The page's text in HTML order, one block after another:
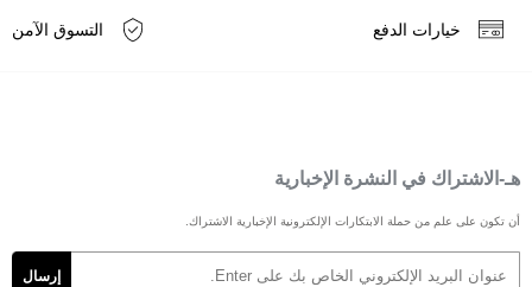
خيارات الدفع التسوق الآمن
هـ-الاشتراك في النشرة الإخبارية
أن تكون على علم من حملة الابتكارات الإلكترونية الإخبارية الاشتراك.